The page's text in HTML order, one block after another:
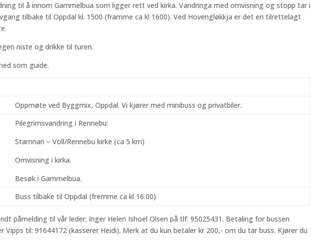
til å innom Gammelbua som ligger rett ved kirka. Vandringa med omvisning og stopp tar i
tilbake til Oppdal kl. 1500 (framme ca kl 1600). Ved Hovengløkkja er det en tilrettelagt
niste og drikke til turen.
som guide.
Oppmøte ved Byggmix, Oppdal. Vi kjører med minibuss og privatbiler.
Pilegrimsvandring i Rennebu:
Stamnan – Voll/Rennebu kirke (ca 5 km)
Omvisning i kirka.
Besøk i Gammelbua.
Buss tilbake til Oppdal (fremme ca kl 16.00).
påmelding til vår leder; Inger Helen Ishoel Olsen på tlf: 95025431. Betaling for bussen
til: 91644172 (kasserer Heidi). Merk at du kun betaler kr 200,- om du tar buss. Kjører du